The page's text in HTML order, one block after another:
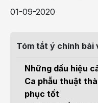
01-09-2020
Tóm tắt ý chính bài
Những dấu hiệu
Ca phẫu thuật
phục tốt